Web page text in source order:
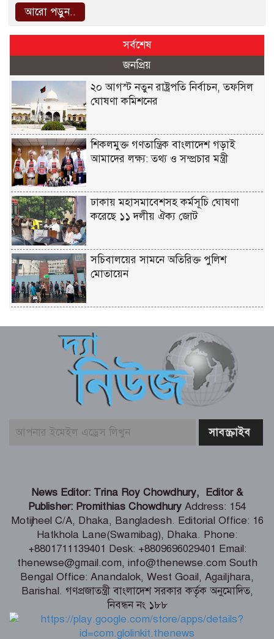
আরো পড়ুন..
সর্বশেষ
জনপ্রিয়
২০ আগস্ট নতুন রাষ্ট্রপতি নির্বাচন, তফসিল
ঘোষণা কমিশনের
শিকলমুক্ত গণতান্ত্রিক বাংলাদেশ গড়াই
আমাদের লক্ষ্য: তথ্য ও সম্প্রচার মন্ত্রী
ঢাকায় মহাসমাবেশসহ কর্মসূচি ঘোষণা
করেছে ১১ দলীয় ঐক্য জোট
সচিবালয়ের সামনে অতিরিক্ত পুলিশ
মোতায়েন
বোরকাপরা নারীর ইশারায় থামে বাস, ২০
মিনিটে ৫৭ লাখ টাকা লুট
লালবাগ কেল্লা পরিদর্শন করলেন মার্কিন নৌ
কমান্ডার
চাইলেন ফিফা সভাপতি
দেশের সব নাগরিকের মানসম্মত স্বাস্থ্যসেবা
নিশ্চিতে কাজ করছে সরকার : স্বাস্থ্য প্রতিমন্ত্রী
জেরুজালেম ইস্যুতে ঐক্যবদ্ধ হতে জর্ডানে
মুসলিম দেশগুলোর বৈঠক
News Editor: Trina Roy Chowdhury, Editor &
Publisher: Promithias Chowdhury Address: 154
Motijheel C/A, Dhaka, Bangladesh. Editorial Office: 16
Hatkhola Lane(Swamibag), Dhaka. Phone:
+8801711139401 Desk: +8809696029401 Email:
thenewse@gmail.com, info@thenewse.com South
Bengal Office: Anandalok, West Goail, Agailjhara,
Barishal. গণপ্রজাতন্ত্রী বাংলাদেশ সরকার কর্তৃক অনুমোদিত,
নিবন্ধন নং ১৮৮